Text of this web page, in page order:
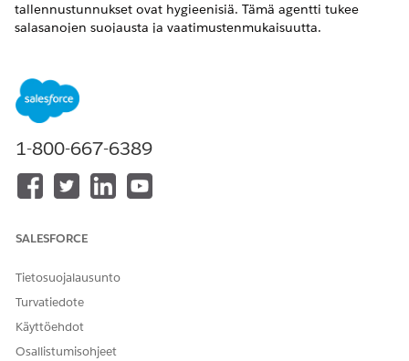
tallennustunnukset ovat hygieenisiä. Tämä agentti tukee
salasanojen suojausta ja vaatimustenmukaisuutta.
Käytettävissä: Lightning Experiencessa
UnlimitedEdition -versioissa Agentforce IT Service -
Tämä erikoistunut agentti käyttää pyyntösi täyttämiseen
palvelukategoriakohteiden malleja tukemaan samankaltaisia
sovelluksia ja pyyntötyyppejä.
Tunnusten poistopyyntö salasanojen hallinnasta
Pyydä salasanojen hallinnan salasanan päivitystä
1-800-667-6389
SALESFORCE
Tietosuojalausunto
Turvatiedote
Käyttöehdot
Osallistumisohjeet